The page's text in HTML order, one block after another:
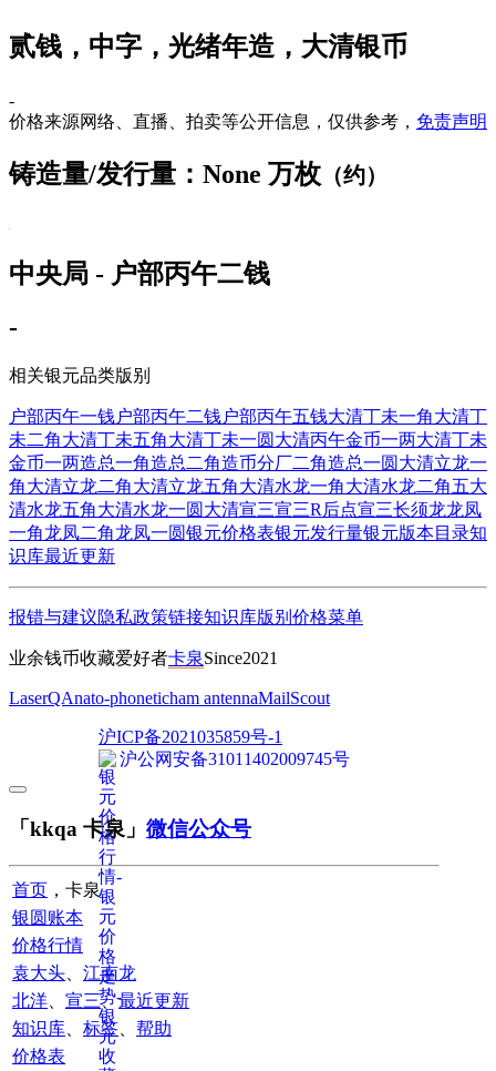
贰钱，中字，光绪年造，大清银币
-
价格来源网络、直播、拍卖等公开信息，仅供参考， 免责声明
铸造量/发行量：None 万枚 （约）
中央局 - 户部丙午二钱
-
相关银元品类版别
户部丙午一钱户部丙午二钱户部丙午五钱大清丁未一角大清丁
未二角大清丁未五角大清丁未一圆 大清丙午金币一两大清丁未
金币一两造总一角造总二角造币分厂二角造总一圆 大清立龙一
角大清立龙二角大清立龙五角大清水龙一角大清水龙二角五大
清水龙五角大清水龙一圆 大清宣三宣三R后点宣三长须龙龙凤
一角龙凤二角龙凤一圆银元价格表银元发行量银元版本目录知
识库最近更新
报错与建议隐私政策链接知识库版别 价格菜单
业余钱币收藏爱好者卡泉Since2021
LaserQAnato-phoneticham antennaMailScout
沪ICP备2021035859号-1
沪公网安备31011402009745号
「kkqa 卡泉」 微信公众号
首页 ，卡泉
银圆账本
价格行情
袁大头
江南龙
北洋
宣三、最近更新
知识库
标签
帮助
价格表